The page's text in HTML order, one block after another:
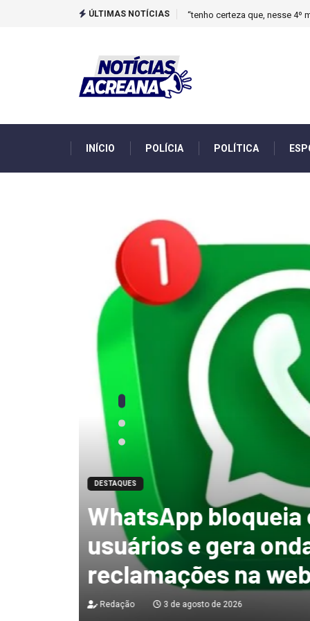
ÚLTIMAS NOTÍCIAS Novo boletim indica El Niño
INÍCIO POLÍCIA POLÍTICA
DESTAQUES
“tenho certeza
mandato, Lula vai
ficar no Senado”,
Redação 3 de agosto de 2026